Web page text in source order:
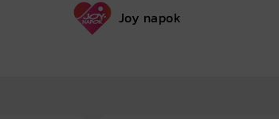
Joy napok